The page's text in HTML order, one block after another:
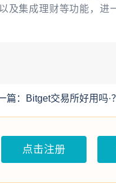
及集成理财等功能，进
篇：
Bitget交易所好用吗·
点击注册